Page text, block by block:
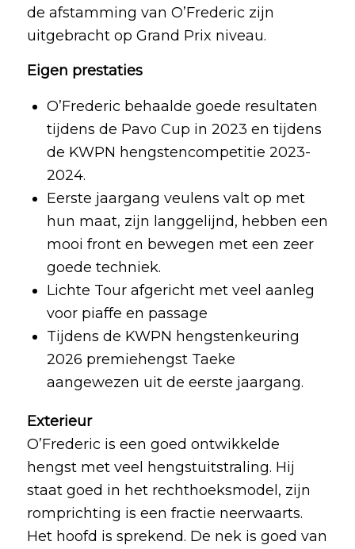
de afstamming van O’Frederic zijn
uitgebracht op Grand Prix niveau.
Eigen prestaties
O’Frederic behaalde goede resultaten
tijdens de Pavo Cup in 2023 en tijdens
de KWPN hengstencompetitie 2023-
2024.
Eerste jaargang veulens valt op met
hun maat, zijn langgelijnd, hebben een
mooi front en bewegen met een zeer
goede techniek.
Lichte Tour afgericht met veel aanleg
voor piaffe en passage
Tijdens de KWPN hengstenkeuring
2026 premiehengst Taeke
aangewezen uit de eerste jaargang.
Exterieur
O’Frederic is een goed ontwikkelde
hengst met veel hengstuitstraling. Hij
staat goed in het rechthoeksmodel, zijn
romprichting is een fractie neerwaarts.
Het hoofd is sprekend. De nek is goed van